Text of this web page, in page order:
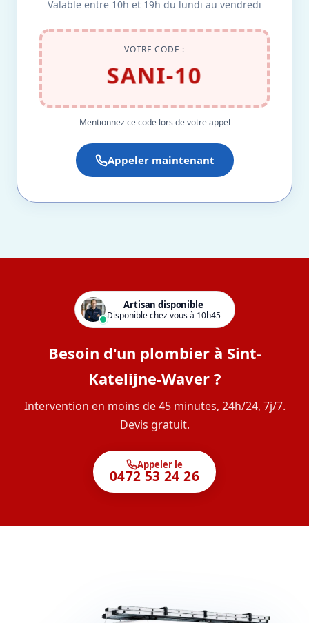
Valable entre 10h et 19h du lundi au vendredi
VOTRE CODE :
SANI-10
Mentionnez ce code lors de votre appel
Appeler maintenant
Artisan disponible
Disponible chez vous à 10h45
Besoin d'un plombier à Sint-
Katelijne-Waver ?
Intervention en moins de 45 minutes, 24h/24, 7j/7.
Devis gratuit.
Appeler le
0472 53 24 26